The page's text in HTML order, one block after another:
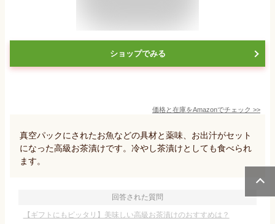
ショップでみる
価格と在庫をAmazonでチェック >>
真空パックにされたお魚などの具材と薬味、お出汁がセット
になった高級お茶漬けです。冷やし茶漬けとしても食べられ
ます。
回答された質問
【ギフトにもピッタリ】美味しい高級お茶漬けのおすすめは？